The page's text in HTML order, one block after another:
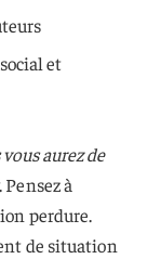
et
aurez de
. Pensez à
perdure.
de situation